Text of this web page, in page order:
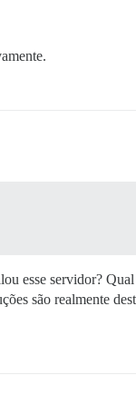
esse servidor?
são realmente